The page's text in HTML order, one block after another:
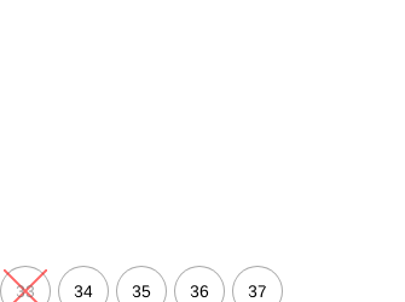
33 34 35 36 37